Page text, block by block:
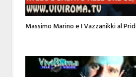
Massimo Marino e I Vazzanikki al